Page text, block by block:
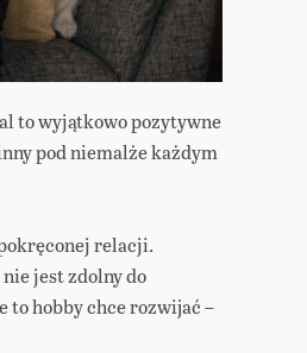
to wyjątkowo pozytywne
pod niemalże każdym
relacji.
jest zdolny do
to hobby chce rozwijać –